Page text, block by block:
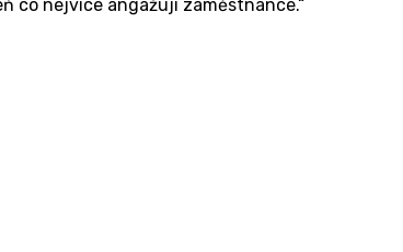
co nejvíce angažují zaměstnance.“